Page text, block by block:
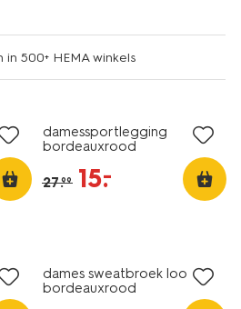
in 500+ HEMA winkels
damessportlegging
bordeauxrood
27.99 15.
–
dames sweatbroek loose fit
bordeauxrood